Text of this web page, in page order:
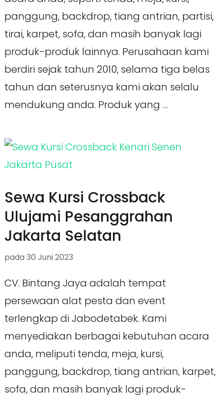
panggung, backdrop, tiang antrian, partisi,
tirai, karpet, sofa, dan masih banyak lagi
produk-produk lainnya. Perusahaan kami
berdiri sejak tahun 2010, selama tiga belas
tahun dan seterusnya kami akan selalu
mendukung anda. Produk yang …
Sewa Kursi Crossback
Ulujami Pesanggrahan
Jakarta Selatan
pada 30 Juni 2023
CV. Bintang Jaya adalah tempat
persewaan alat pesta dan event
terlengkap di Jabodetabek. Kami
menyediakan berbagai kebutuhan acara
anda, meliputi tenda, meja, kursi,
panggung, backdrop, tiang antrian, karpet,
sofa, dan masih banyak lagi produk-